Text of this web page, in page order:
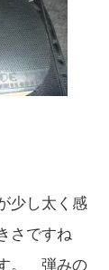
少し太く感
さですね
。 弾みの